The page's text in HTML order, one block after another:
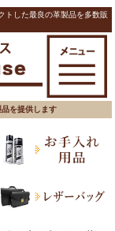
トした最良の革製品を多数販
を提供します